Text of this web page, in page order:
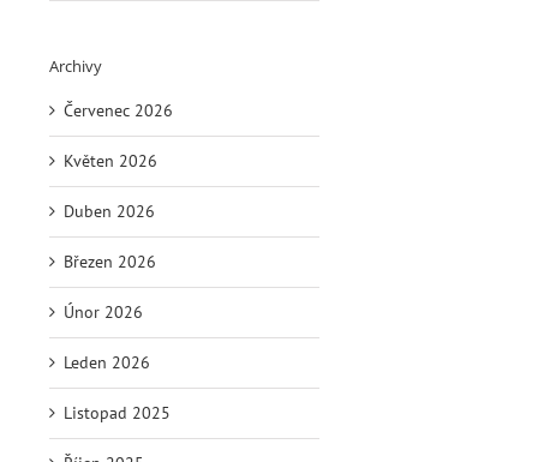
Archivy
Červenec 2026
Květen 2026
Duben 2026
Březen 2026
Únor 2026
Leden 2026
Listopad 2025